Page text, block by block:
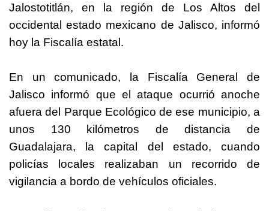
Jalostotitlán, en la región de Los Altos del
occidental estado mexicano de Jalisco, informó
hoy la Fiscalía estatal.
En un comunicado, la Fiscalía General de
Jalisco informó que el ataque ocurrió anoche
afuera del Parque Ecológico de ese municipio, a
unos 130 kilómetros de distancia de
Guadalajara, la capital del estado, cuando
policías locales realizaban un recorrido de
vigilancia a bordo de vehículos oficiales.